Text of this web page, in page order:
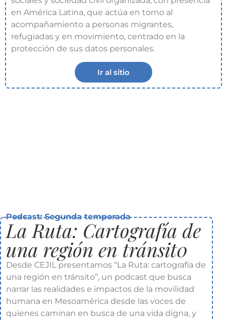
en América Latina, que actúa en torno al
acompañamiento a personas migrantes,
refugiadas y en movimiento, centrado en la
protección de sus datos personales.
Ir al sitio
Podcast: Segunda temporada
La Ruta: Cartografía de
una región en tránsit0
Desde CEJIL presentamos “La Ruta: cartografía de
una región en tránsito”, un podcast que busca
narrar las realidades e impactos de la movilidad
humana en Mesoamérica desde las voces de
quienes caminan en busca de una vida digna, y